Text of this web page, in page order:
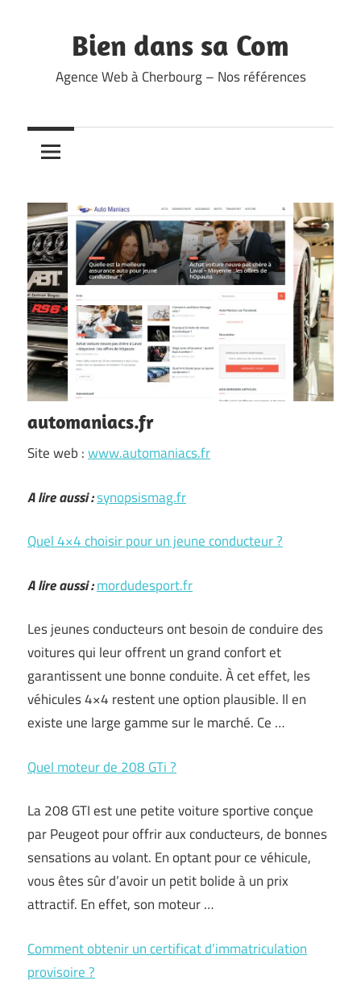
Bien dans sa Com
Agence Web à Cherbourg – Nos références
automaniacs.fr
Site web :www.automaniacs.fr
A lire aussi :synopsismag.fr
Quel 4×4 choisir pour un jeune conducteur ?
A lire aussi :mordudesport.fr
Les jeunes conducteurs ont besoin de conduire des
voitures qui leur offrent un grand confort et
garantissent une bonne conduite. À cet effet, les
véhicules 4×4 restent une option plausible. Il en
existe une large gamme sur le marché. Ce …
Quel moteur de 208 GTi ?
La 208 GTI est une petite voiture sportive conçue
par Peugeot pour offrir aux conducteurs, de bonnes
sensations au volant. En optant pour ce véhicule,
vous êtes sûr d’avoir un petit bolide à un prix
attractif. En effet, son moteur …
Comment obtenir un certificat d’immatriculation
provisoire ?